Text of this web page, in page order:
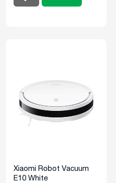
Xiaomi Robot Vacuum
E10 White